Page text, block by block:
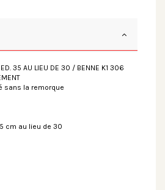
ED. 35 AU LIEU DE 30 / BENNE K1 306
sans la remorque
cm au lieu de 30